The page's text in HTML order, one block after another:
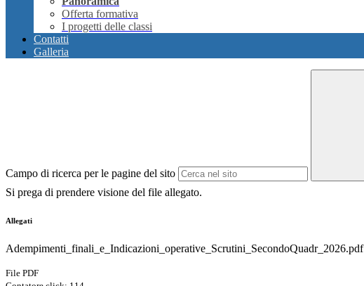
Offerta formativa
I progetti delle classi
Contatti
Galleria
Campo di ricerca per le pagine del sito
Si prega di prendere visione del file allegato.
Allegati
Adempimenti_finali_e_Indicazioni_operative_Scrutini_SecondoQuadr_2026.pdf
File PDF